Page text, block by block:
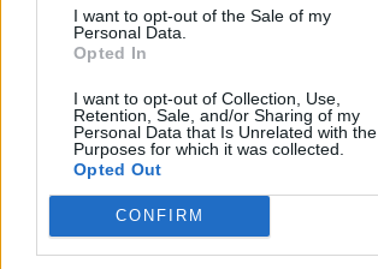
I want to opt-out of the Sale of my
Personal Data.
Opted In
I want to opt-out of Collection, Use,
Retention, Sale, and/or Sharing of my
Personal Data that Is Unrelated with the
Purposes for which it was collected.
Opted Out
CONFIRM